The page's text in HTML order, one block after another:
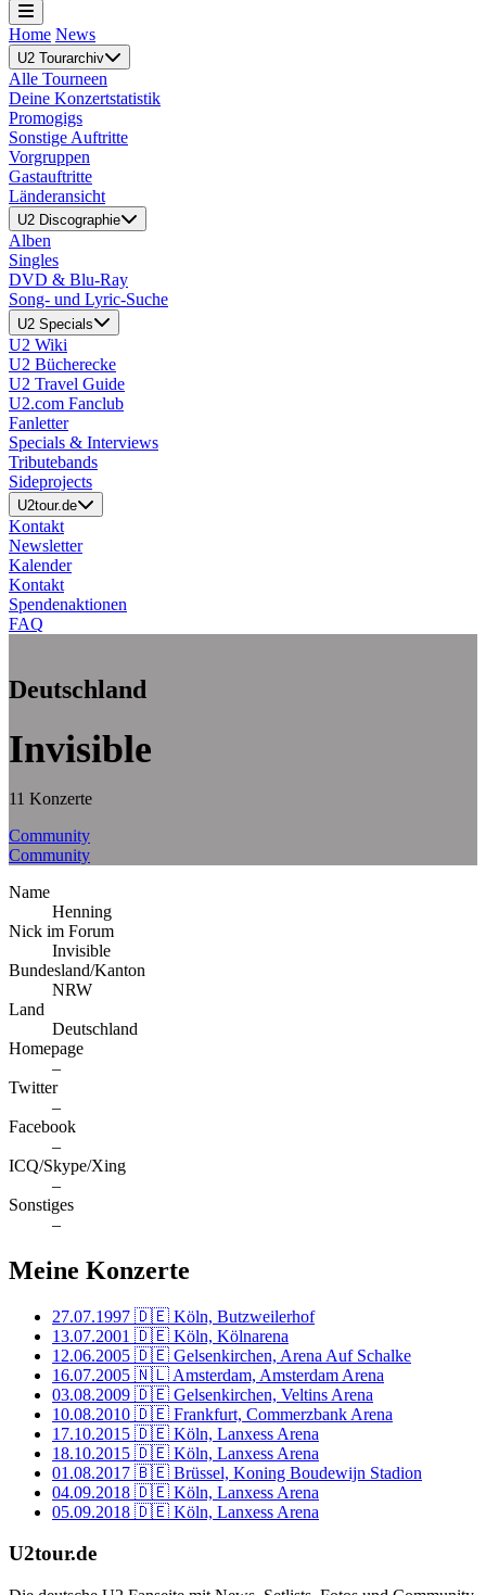
Home News
U2 Tourarchiv
Alle Tourneen
Deine Konzertstatistik
Promogigs
Sonstige Auftritte
Vorgruppen
Gastauftritte
Länderansicht
U2 Discographie
Alben
Singles
DVD & Blu-Ray
Song- und Lyric-Suche
U2 Specials
U2 Wiki
U2 Bücherecke
U2 Travel Guide
U2.com Fanclub
Fanletter
Specials & Interviews
Tributebands
Sideprojects
U2tour.de
Kontakt
Newsletter
Kalender
Kontakt
Spendenaktionen
FAQ
Deutschland
Invisible
11 Konzerte
Community
Community
Name
Henning
Nick im Forum
Invisible
Bundesland/Kanton
NRW
Land
Deutschland
Homepage
–
Twitter
–
Facebook
–
ICQ/Skype/Xing
–
Sonstiges
–
Meine Konzerte
27.07.1997 🇩🇪 Köln, Butzweilerhof
13.07.2001 🇩🇪 Köln, Kölnarena
12.06.2005 🇩🇪 Gelsenkirchen, Arena Auf Schalke
16.07.2005 🇳🇱 Amsterdam, Amsterdam Arena
03.08.2009 🇩🇪 Gelsenkirchen, Veltins Arena
10.08.2010 🇩🇪 Frankfurt, Commerzbank Arena
17.10.2015 🇩🇪 Köln, Lanxess Arena
18.10.2015 🇩🇪 Köln, Lanxess Arena
01.08.2017 🇧🇪 Brüssel, Koning Boudewijn Stadion
04.09.2018 🇩🇪 Köln, Lanxess Arena
05.09.2018 🇩🇪 Köln, Lanxess Arena
U2tour.de